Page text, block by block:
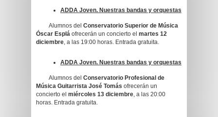
ADDA Joven. Nuestras bandas y orquestas
Alumnos del Conservatorio Superior de Música
Óscar Esplá ofrecerán un concierto el martes 12
diciembre, a las 19:00 horas. Entrada gratuita.
ADDA Joven. Nuestras bandas y orquestas
Alumnos del Conservatorio Profesional de
Música Guitarrista José Tomás ofrecerán un
concierto el miércoles 13 diciembre, a las 20:00
horas. Entrada gratuita.